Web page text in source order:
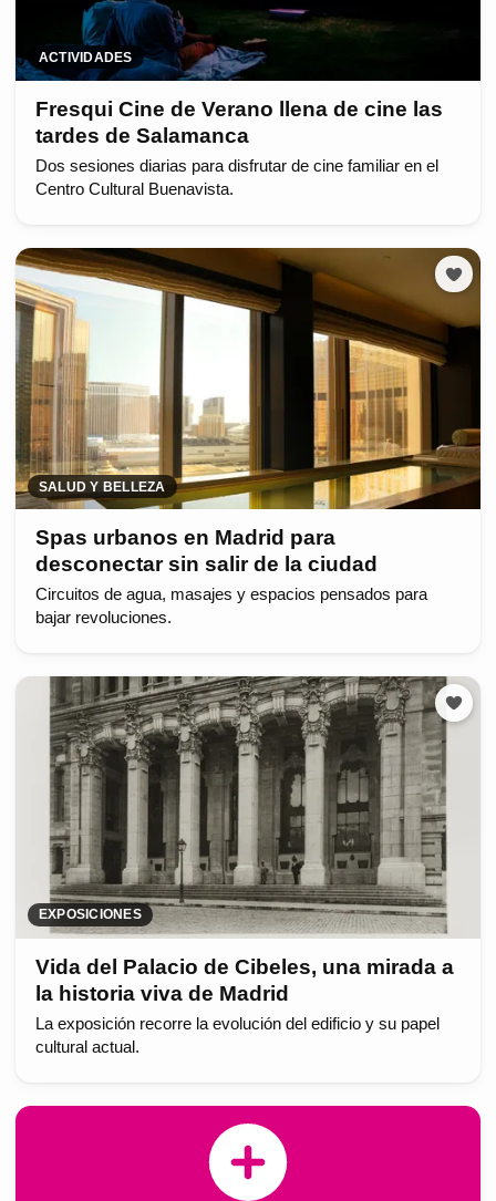
ACTIVIDADES
Fresqui Cine de Verano llena de cine las
tardes de Salamanca
Dos sesiones diarias para disfrutar de cine familiar en el
Centro Cultural Buenavista.
SALUD Y BELLEZA
Spas urbanos en Madrid para
desconectar sin salir de la ciudad
Circuitos de agua, masajes y espacios pensados para
bajar revoluciones.
EXPOSICIONES
Vida del Palacio de Cibeles, una mirada a
la historia viva de Madrid
La exposición recorre la evolución del edificio y su papel
cultural actual.